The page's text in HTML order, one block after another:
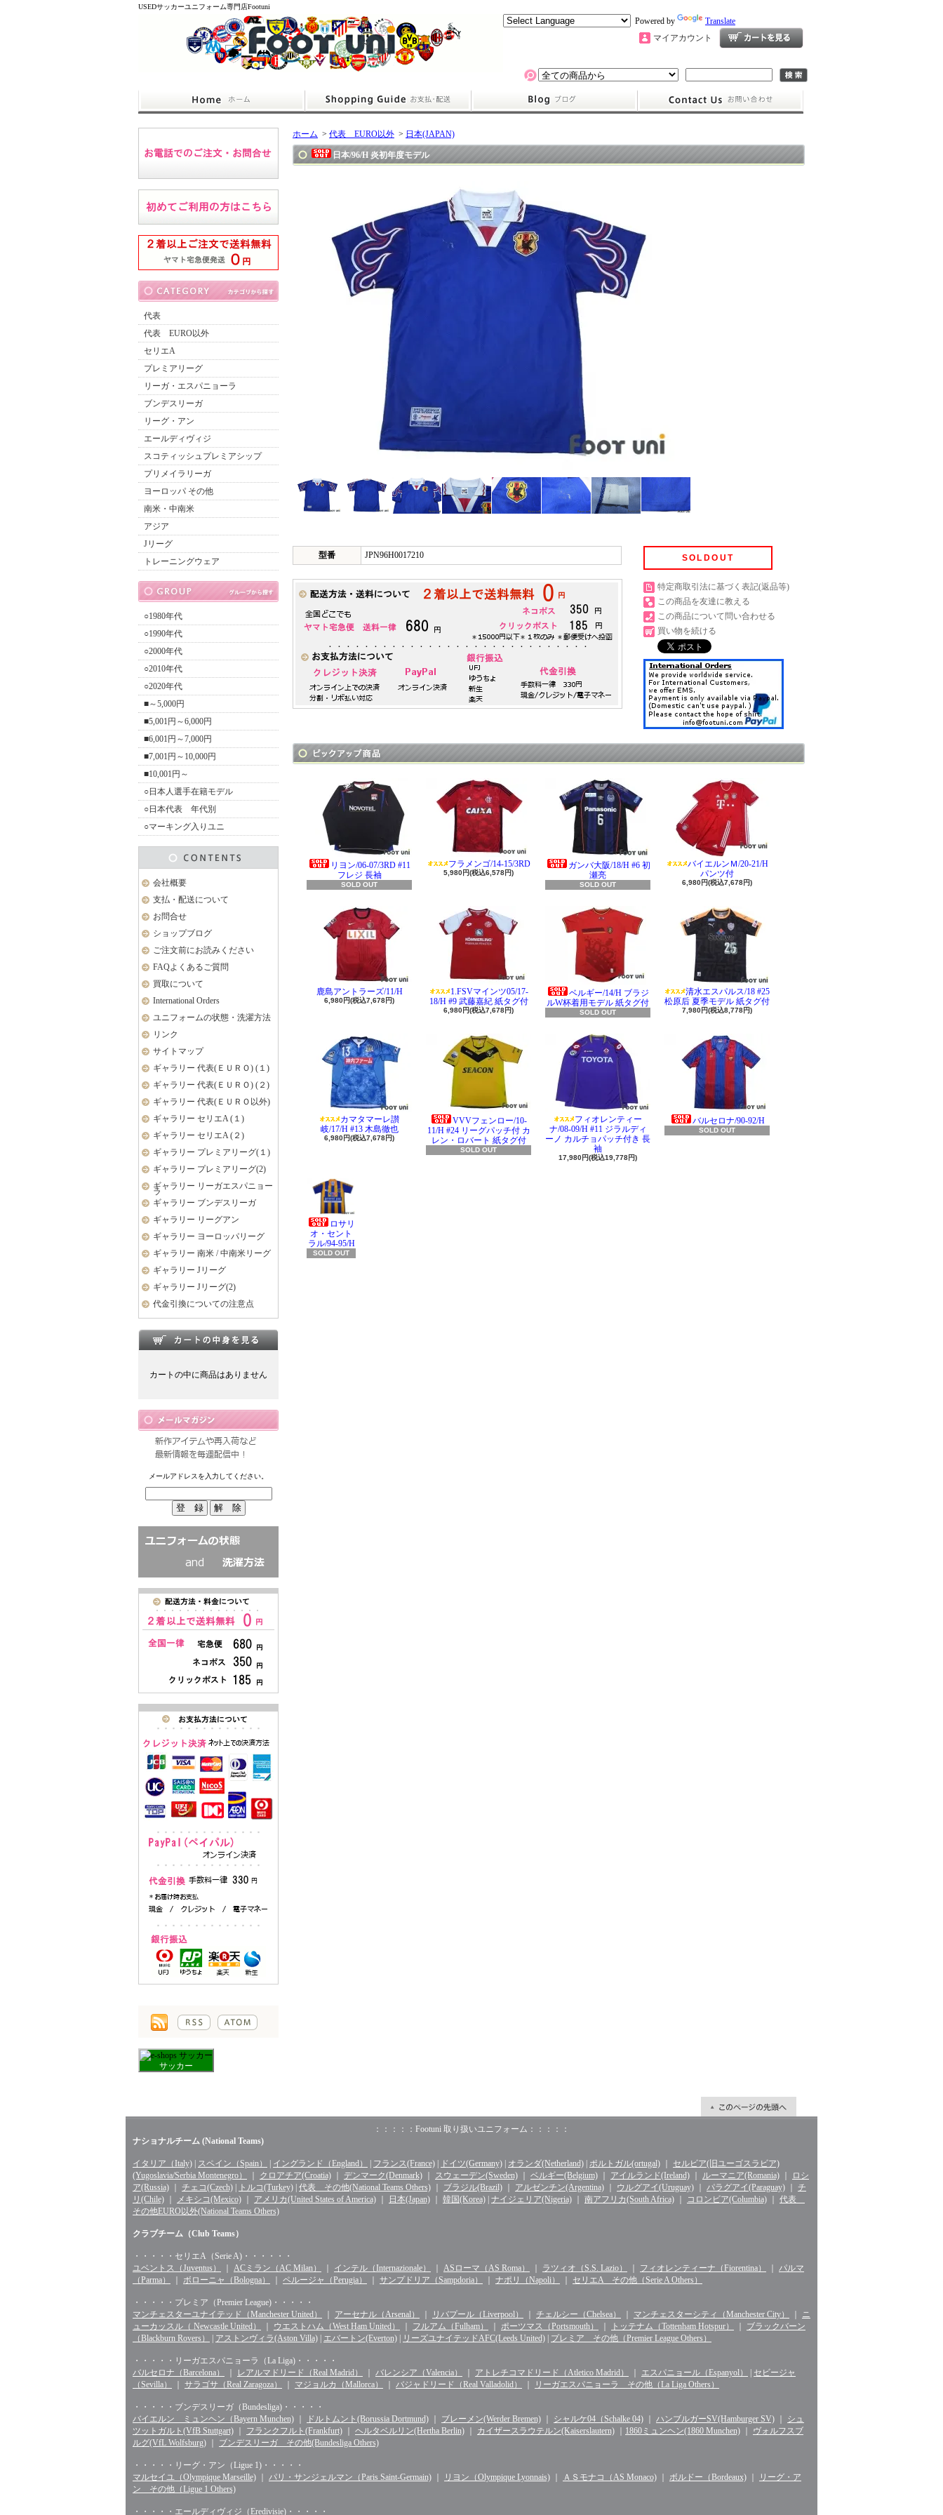
USEDサッカーユニフォーム専門店Footuni
Powered by
Translate
マイアカウント
代表
代表 EURO以外
セリエA
プレミアリーグ
リーガ・エスパニョーラ
ブンデスリーガ
リーグ・アン
エールディヴィジ
スコティッシュプレミアシップ
プリメイラリーガ
ヨーロッパ その他
南米・中南米
アジア
Jリーグ
トレーニングウェア
○1980年代
○1990年代
○2000年代
○2010年代
○2020年代
■～5,000円
■5,001円～6,000円
■6,001円～7,000円
■7,001円～10,000円
■10,001円～
○日本人選手在籍モデル
○日本代表 年代別
○マーキング入りユニ
会社概要
支払・配送について
お問合せ
ショップブログ
ご注文前にお読みください
FAQよくあるご質問
買取について
International Orders
ユニフォームの状態・洗濯方法
リンク
サイトマップ
ギャラリー 代表(ＥＵＲＯ) (１)
ギャラリー 代表(ＥＵＲＯ) (２)
ギャラリー 代表(ＥＵＲＯ以外)
ギャラリー セリエA (１)
ギャラリー セリエA (２)
ギャラリー プレミアリーグ(１)
ギャラリー プレミアリーグ(2)
ギャラリー リーガエスパニョー
ラ
ギャラリー ブンデスリーガ
ギャラリー リーグアン
ギャラリー ヨーロッパリーグ
ギャラリー 南米 / 中南米リーグ
ギャラリー Jリーグ
ギャラリー Jリーグ(2)
代金引換についての注意点
カートの中に商品はありません
メールアドレスを入力してください。
サッカー
ホーム > 代表 EURO以外 > 日本(JAPAN)
日本/96/H 炎初年度モデル
型番 JPN96H0017210 SOLDOUT
特定商取引法に基づく表記(返品等)
この商品を友達に教える
この商品について問い合わせる
買い物を続ける
リヨン/06-07/3RD #11
フレジ 長袖
SOLD OUT
フラメンゴ/14-15/3RD
5,980円(税込6,578円)
ガンバ大阪/18/H #6 初
瀬亮
SOLD OUT
バイエルンＭ/20-21/H
パンツ付
6,980円(税込7,678円)
鹿島アントラーズ/11/H
6,980円(税込7,678円)
1.FSVマインツ05/17-
18/H #9 武藤嘉紀 紙タグ付
6,980円(税込7,678円)
ベルギー/14/H ブラジ
ルW杯着用モデル 紙タグ付
SOLD OUT
清水エスパルス/18 #25
松原后 夏季モデル 紙タグ付
7,980円(税込8,778円)
カマタマーレ讃
岐/17/H #13 木島徹也
6,980円(税込7,678円)
VVVフェンロー/10-
11/H #24 リーグパッチ付 カ
レン・ロバート 紙タグ付
SOLD OUT
フィオレンティー
ナ/08-09/H #11 ジラルディ
ーノ カルチョパッチ付き 長
袖
17,980円(税込19,778円)
バルセロナ/90-92/H
SOLD OUT
ロサリ
オ・セント
ラル/94-95/H
SOLD OUT
：：：：：Footuni 取り扱いユニフォーム：：：：：
ナショナルチーム (National Teams)
イタリア（Italy) スペイン（Spain） イングランド（England） フランス(France) ドイツ(Germany) オランダ(Netherland) ポルトガル(ortugal)
セルビア(旧ユーゴスラビア)
(Yugoslavia/Serbia Montenegro）
クロアチア(Croatia) デンマーク(Denmark) スウェーデン(Sweden) ベルギー(Belgium) アイルランド(Ireland) ルーマニア(Romania)
ロシ
ア(Russia)
チェコ(Czech) トルコ(Turkey) 代表 その他(National Teams Others) ブラジル(Brazil) アルゼンチン(Argentina) ウルグアイ(Uruguay) パラグアイ(Paraguay)
チ
リ(Chile)
メキシコ(Mexico) アメリカ(United States of America) 日本(Japan) 韓国(Korea) ナイジェリア(Nigeria) 南アフリカ(South Africa) コロンビア(Columbia)
代表
その他EURO以外(National Teams Others)
クラブチーム（Club Teams）
・・・・・セリエA（Serie A)・・・・・・
ユベントス（Juventus）
ACミラン（AC Milan） インテル（Internazionale） ASローマ（AS Roma） ラツィオ（S.S. Lazio） フィオレンティーナ（Fiorentina）
パルマ
（Parma）
ボローニャ（Bologna） ペルージャ（Perugia） サンプドリア（Sampdoria） ナポリ（Napoli） セリエA その他（Serie A Others）
・・・・・プレミア（Premier League)・・・・・
マンチェスターユナイテッド（Manchester United）
アーセナル（Arsenal） リバプール（Liverpool） チェルシー（Chelsea） マンチェスターシティ（Manchester City）
ニ
ューカッスル（ Newcastle United）
ウエストハム（West Ham United） フルアム（Fulham） ポーツマス（Portsmouth） トッテナム（Tottenham Hotspur）
ブラックバーン
（Blackburn Rovers）
アストンヴィラ(Aston Villa) エバートン(Everton) リーズユナイテッドAFC(Leeds United) プレミア その他（Premier League Others）
・・・・・リーガエスパニョーラ（La Liga)・・・・・
バルセロナ（Barcelona）
レアルマドリード（Real Madrid） バレンシア（Valencia） アトレチコマドリード（Atletico Madrid） エスパニョール（Espanyol）
セビージャ
（Sevilla）
サラゴサ（Real Zaragoza） マジョルカ（Mallorca） バジャドリード（Real Valladolid） リーガエスパニョーラ その他（La Liga Others）
・・・・・ブンデスリーガ（Bundesliga)・・・・・
バイエルン ミュンヘン（Bayern Munchen)
ドルトムント(Borussia Dortmund) ブレーメン(Werder Bremen) シャルケ04（Schalke 04) ハンブルガーSV(Hamburger SV)
シュ
ツットガルト(VfB Stuttgart)
フランクフルト(Frankfurt) ヘルタベルリン(Hertha Berlin) カイザースラウテルン(Kaiserslautern) 1860ミュンヘン(1860 Munchen)
ヴォルフスブ
ルグ(VfL Wolfsburg)
ブンデスリーガ その他(Bundesliga Others)
・・・・・リーグ・アン（Ligue 1)・・・・・
マルセイユ（Olympique Marseille)
パリ・サンジェルマン（Paris Saint-Germain) リヨン（Olympique Lyonnais) ＡＳモナコ（AS Monaco) ボルドー（Bordeaux)
リーグ・ア
ン その他（Ligue 1 Others)
・・・・・エールディヴィジ（Eredivisie)・・・・・